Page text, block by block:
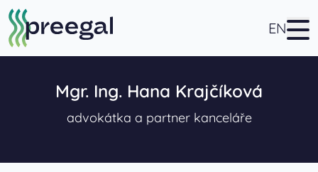
EN
Mgr. Ing. Hana Krajčíková
advokátka a partner kanceláře